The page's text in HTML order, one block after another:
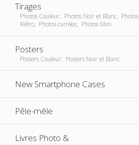
Tirages
Photos Couleur, Photos Noir et Blanc, Photos
Rétro, Photos carrées, Photos Mini
Posters
Posters Couleur, Posters Noir et Blanc
New Smartphone Cases
Pêle-mêle
Livres Photo &